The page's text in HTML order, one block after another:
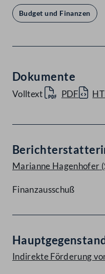
Budget und Finanzen
Dokumente
Volltext PDF
Marianne Hagenhofer
Finanzausschuß
Indirekte Förderung